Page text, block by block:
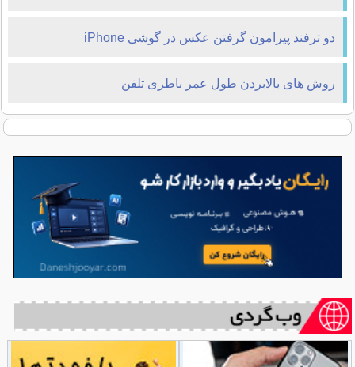
دو ترفند پیرامون گرفتن عکس در گوشی iPhone
روش های بالابردن طول عمر باطری تلفن